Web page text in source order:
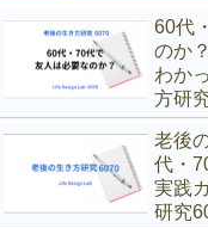
60代
のか
わか
方研
老後
代・
実践
研究